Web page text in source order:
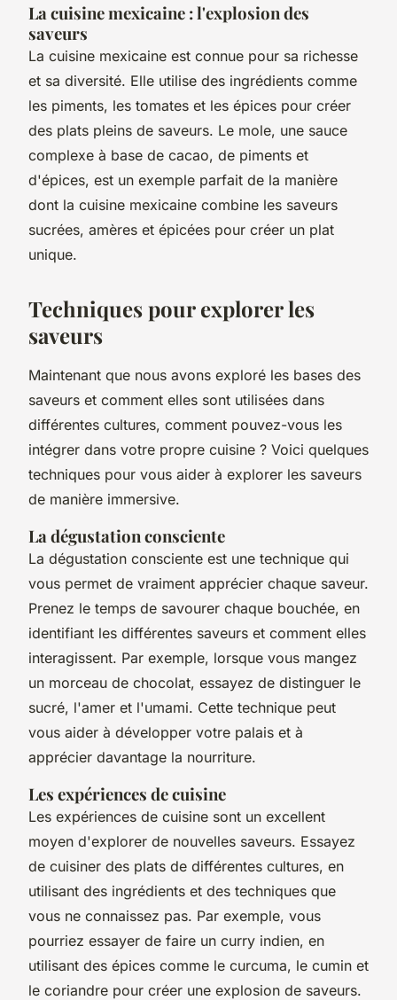
La cuisine mexicaine : l'explosion des
saveurs
La cuisine mexicaine est connue pour sa richesse
et sa diversité. Elle utilise des ingrédients comme
les piments, les tomates et les épices pour créer
des plats pleins de saveurs. Le mole, une sauce
complexe à base de cacao, de piments et
d'épices, est un exemple parfait de la manière
dont la cuisine mexicaine combine les saveurs
sucrées, amères et épicées pour créer un plat
unique.
Techniques pour explorer les
saveurs
Maintenant que nous avons exploré les bases des
saveurs et comment elles sont utilisées dans
différentes cultures, comment pouvez-vous les
intégrer dans votre propre cuisine ? Voici quelques
techniques pour vous aider à explorer les saveurs
de manière immersive.
La dégustation consciente
La dégustation consciente est une technique qui
vous permet de vraiment apprécier chaque saveur.
Prenez le temps de savourer chaque bouchée, en
identifiant les différentes saveurs et comment elles
interagissent. Par exemple, lorsque vous mangez
un morceau de chocolat, essayez de distinguer le
sucré, l'amer et l'umami. Cette technique peut
vous aider à développer votre palais et à
apprécier davantage la nourriture.
Les expériences de cuisine
Les expériences de cuisine sont un excellent
moyen d'explorer de nouvelles saveurs. Essayez
de cuisiner des plats de différentes cultures, en
utilisant des ingrédients et des techniques que
vous ne connaissez pas. Par exemple, vous
pourriez essayer de faire un curry indien, en
utilisant des épices comme le curcuma, le cumin et
le coriandre pour créer une explosion de saveurs.